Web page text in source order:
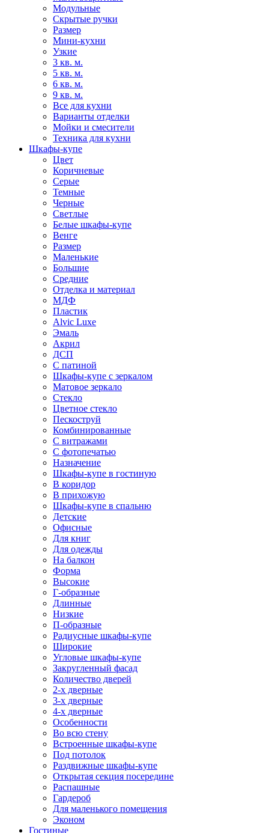
Модульные
Скрытые ручки
Размер
Мини-кухни
Узкие
3 кв. м.
5 кв. м.
6 кв. м.
9 кв. м.
Все для кухни
Варианты отделки
Мойки и смесители
Техника для кухни
Шкафы-купе
Цвет
Коричневые
Серые
Темные
Черные
Светлые
Белые шкафы-купе
Венге
Размер
Маленькие
Большие
Средние
Отделка и материал
МДФ
Пластик
Alvic Luxe
Эмаль
Акрил
ДСП
С патиной
Шкафы-купе с зеркалом
Матовое зеркало
Стекло
Цветное стекло
Пескоструй
Комбинированные
С витражами
С фотопечатью
Назначение
Шкафы-купе в гостиную
В коридор
В прихожую
Шкафы-купе в спальню
Детские
Офисные
Для книг
Для одежды
На балкон
Форма
Высокие
Г-образные
Длинные
Низкие
П-образные
Радиусные шкафы-купе
Широкие
Угловые шкафы-купе
Закругленный фасад
Количество дверей
2-х дверные
3-х дверные
4-х дверные
Особенности
Во всю стену
Встроенные шкафы-купе
Под потолок
Раздвижные шкафы-купе
Открытая секция посередине
Распашные
Гардероб
Для маленького помещения
Эконом
Гостиные